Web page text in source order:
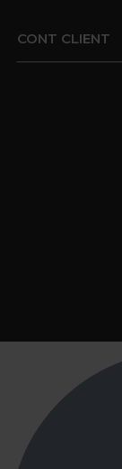
CONT CLIENT